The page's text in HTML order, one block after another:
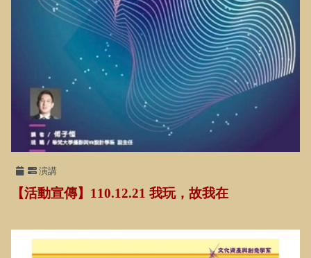
演講
【活動宣傳】110.12.21 我玩，故我在